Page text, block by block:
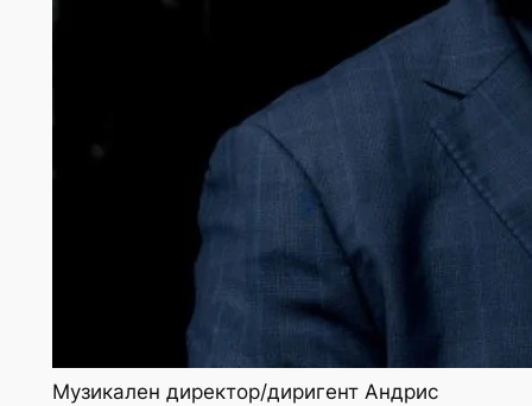
Музикален директор/диригент Андрис